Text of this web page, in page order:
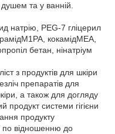
та у ванній.
натрію, PEG-7 гліцерил
кокамідМЕА,
бетан, нінатріум
з продуктів для шкіри
препаратів для
а також для догляду
системи гігієни
продукту
по відношенню до